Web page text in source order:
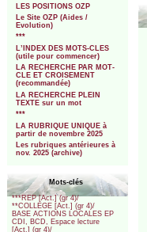
LES POSITIONS OZP
Le Site OZP (Aides /
Evolution)
***
L’INDEX DES MOTS-CLES
(utile pour commencer)
LA RECHERCHE PAR MOT-
CLE ET CROISEMENT
(recommandée)
LA RECHERCHE PLEIN
TEXTE sur un mot
***
LA RUBRIQUE UNIQUE à
partir de novembre 2025
Les rubriques antérieures à
nov. 2025 (archive)
Mots-clés
***REP [Act.] (gr 4)/
**COLLEGE [Act.] (gr 4)/
BASE ACTIONS LOCALES EP
CDI, BCD, Espace lecture
[Act.] (gr 4)/